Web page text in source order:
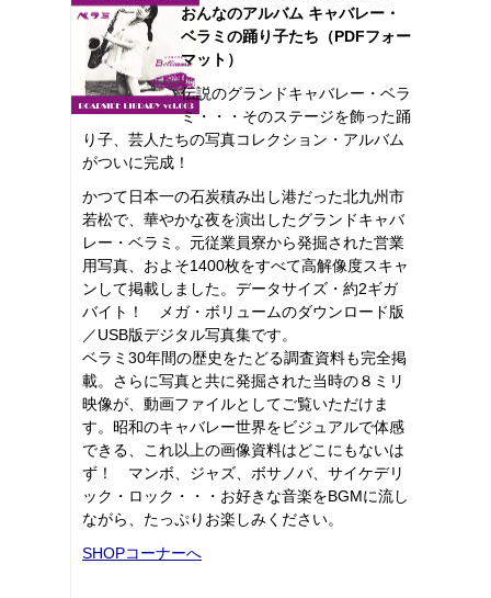
おんなのアルバム キャバレー・
ベラミの踊り子たち（PDFフォー
マット）
伝説のグランドキャバレー・ベラ
ミ・・・そのステージを飾った踊
り子、芸人たちの写真コレクション・アルバム
がついに完成！
かつて日本一の石炭積み出し港だった北九州市
若松で、華やかな夜を演出したグランドキャバ
レー・ベラミ。元従業員寮から発掘された営業
用写真、およそ1400枚をすべて高解像度スキャ
ンして掲載しました。データサイズ・約2ギガ
バイト！ メガ・ボリュームのダウンロード版
／USB版デジタル写真集です。
ベラミ30年間の歴史をたどる調査資料も完全掲
載。さらに写真と共に発掘された当時の８ミリ
映像が、動画ファイルとしてご覧いただけま
す。昭和のキャバレー世界をビジュアルで体感
できる、これ以上の画像資料はどこにもないは
ず！ マンボ、ジャズ、ボサノバ、サイケデリ
ック・ロック・・・お好きな音楽をBGMに流し
ながら、たっぷりお楽しみください。
SHOPコーナーへ